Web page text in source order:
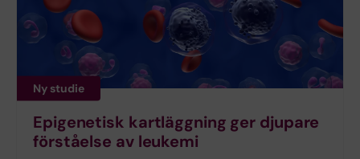
Ny studie
Epigenetisk kartläggning ger djupare
förståelse av leukemi